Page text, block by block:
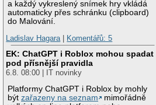
a každý vykreslený snímek hry vkládá
automaticky přes schránku (clipboard)
do Malování.
Ladislav Hagara| Komentářů: 5
EK: ChatGPT i Roblox mohou spadat
pod přísnější pravidla
6.8. 08:00 | IT novinky
Platformy ChatGPT i Roblox by mohly
býtzařazeny na seznam
mimořádně